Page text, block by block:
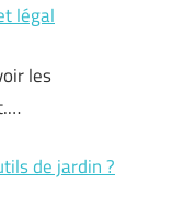
légal
les
de jardin ?